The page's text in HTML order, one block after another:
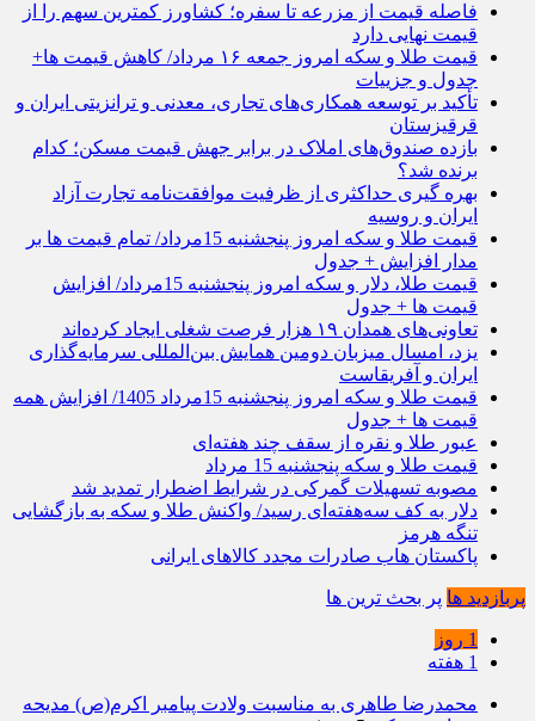
فاصله قیمت از مزرعه تا سفره؛ کشاورز کمترین سهم را از
قیمت نهایی دارد
قیمت طلا و سکه امروز جمعه ۱۶ مرداد/ کاهش قیمت ها+
جدول و جزییات
تأکید بر توسعه همکاری‌های تجاری، معدنی و ترانزیتی ایران و
قرقیزستان
بازده صندوق‌های املاک در برابر جهش قیمت مسکن؛ کدام
برنده شد؟
بهره گیری حداکثری از ظرفیت موافقت‌نامه تجارت آزاد
ایران و روسیه
قیمت طلا و سکه امروز پنجشنبه 15مرداد/ تمام قیمت ها بر
مدار افزایش + جدول
قیمت طلا، دلار و سکه امروز پنجشنبه 15مرداد/ افزایش
قیمت ها + جدول
تعاونی‌های همدان ۱۹ هزار فرصت شغلی ایجاد کرده‌اند
یزد، امسال میزبان دومین همایش بین‌المللی سرمایه‌گذاری
ایران و آفریقاست
قیمت طلا و سکه امروز پنجشنبه 15مرداد 1405/ افزایش همه
قیمت ها + جدول
عبور طلا و نقره از سقف چند هفته‌ای
قیمت طلا و سکه پنجشنبه 15 مرداد
مصوبه تسهیلات گمرکی در شرایط اضطرار تمدید شد
دلار به کف سه‌هفته‌ای رسید/ واکنش طلا و سکه به بازگشایی
تنگه هرمز
پاکستان هاب صادرات مجدد کالاهای ایرانی
پربازدید ها پر بحث ترین ها
1 روز
1 هفته
محمدرضا طاهری به مناسبت ولادت پیامبر اکرم(ص) مدیحه